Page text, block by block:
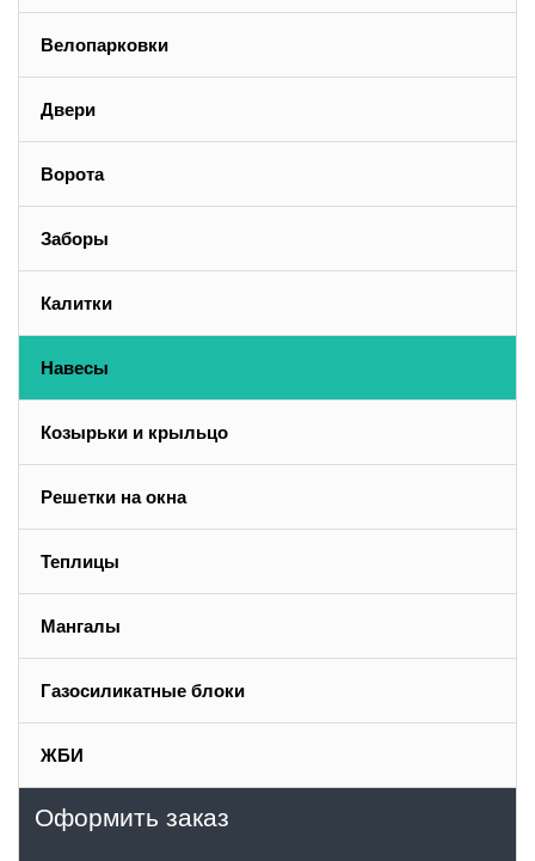
Велопарковки
Двери
Ворота
Заборы
Калитки
Навесы
Козырьки и крыльцо
Решетки на окна
Теплицы
Мангалы
Газосиликатные блоки
ЖБИ
Оформить заказ